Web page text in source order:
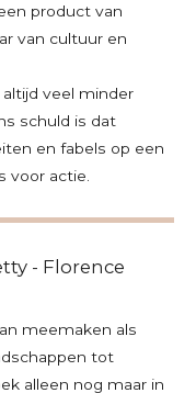
product van
van cultuur en
veel minder
schuld is dat
en fabels op een
voor actie.
- Florence
meemaken als
tot
alleen nog maar in